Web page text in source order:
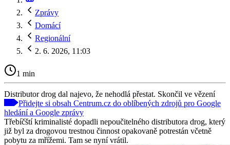
Zprávy
Domácí
Regionální
2. 6. 2026, 11:03
1 min
Distributor drog dal najevo, že nehodlá přestat. Skončil ve vězení
Přidejte si obsah Centrum.cz do oblíbených zdrojů pro Google
hledání a Google zprávy
Třebíčští kriminalisté dopadli nepoučitelného distributora drog, který
již byl za drogovou trestnou činnost opakovaně potrestán včetně
pobytu za mřížemi. Tam se nyní vrátil.